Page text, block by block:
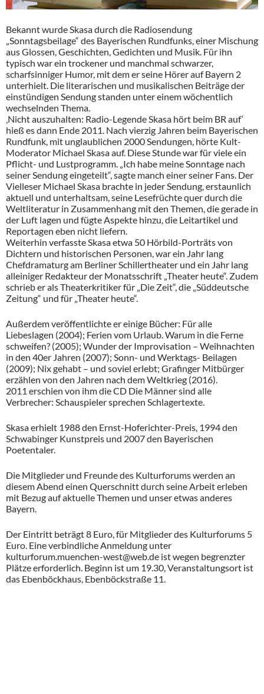
Bekannt wurde Skasa durch die Radiosendung
„Sonntagsbeilage“ des Bayerischen Rundfunks, einer Mischung
aus Glossen, Geschichten, Gedichten und Musik. Für ihn
typisch war ein trockener und manchmal schwarzer,
scharfsinniger Humor, mit dem er seine Hörer auf Bayern 2
unterhielt. Die literarischen und musikalischen Beiträge der
einstündigen Sendung standen unter einem wöchentlich
wechselnden Thema.
‚Nicht auszuhalten: Radio-Legende Skasa hört beim BR auf‘
hieß es dann Ende 2011. Nach vierzig Jahren beim Bayerischen
Rundfunk, mit unglaublichen 2000 Sendungen, hörte Kult-
Moderator Michael Skasa auf. Diese Stunde war für viele ein
Pflicht- und Lustprogramm. „Ich habe meine Sonntage nach
seiner Sendung eingeteilt“, sagte manch einer seiner Fans. Der
Vielleser Michael Skasa brachte in jeder Sendung, erstaunlich
aktuell und unterhaltsam, seine Lesefrüchte quer durch die
Weltliteratur in Zusammenhang mit den Themen, die gerade in
der Luft lagen und fügte Aspekte hinzu, die Leitartikel und
Reportagen eben nicht liefern.
Weiterhin verfasste Skasa etwa 50 Hörbild-Porträts von
Dichtern und historischen Personen, war ein Jahr lang
Chefdramaturg am Berliner Schillertheater und ein Jahr lang
alleiniger Redakteur der Monatsschrift „Theater heute“. Zudem
schrieb er als Theaterkritiker für „Die Zeit“, die „Süddeutsche
Zeitung“ und für „Theater heute“.
Außerdem veröffentlichte er einige Bücher: Für alle
Liebeslagen (2004); Ferien vom Urlaub. Warum in die Ferne
schweifen? (2005); Wunder der Improvisation – Weihnachten
in den 40er Jahren (2007); Sonn- und Werktags- Beilagen
(2009); Nix gehabt – und soviel erlebt; Grafinger Mitbürger
erzählen von den Jahren nach dem Weltkrieg (2016).
2011 erschien von ihm die CD Die Männer sind alle
Verbrecher: Schauspieler sprechen Schlagertexte.
Skasa erhielt 1988 den Ernst-Hoferichter-Preis, 1994 den
Schwabinger Kunstpreis und 2007 den Bayerischen
Poetentaler.
Die Mitglieder und Freunde des Kulturforums werden an
diesem Abend einen Querschnitt durch seine Arbeit erleben
mit Bezug auf aktuelle Themen und unser etwas anderes
Bayern.
Der Eintritt beträgt 8 Euro, für Mitglieder des Kulturforums 5
Euro. Eine verbindliche Anmeldung unter
kulturforum.muenchen-west@web.de ist wegen begrenzter
Plätze erforderlich. Beginn ist um 19.30, Veranstaltungsort ist
das Ebenböckhaus, Ebenböckstraße 11.